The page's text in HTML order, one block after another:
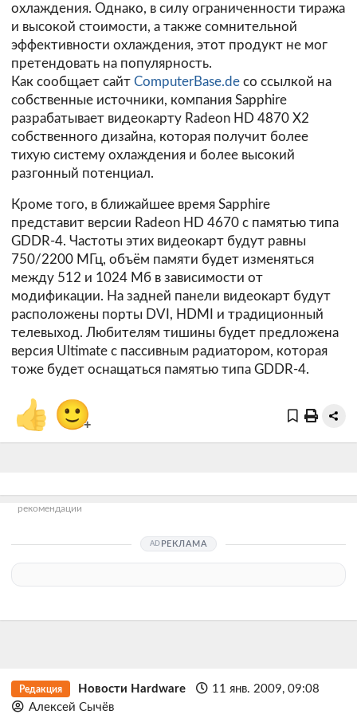
охлаждения. Однако, в силу ограниченности тиража
и высокой стоимости, а также сомнительной
эффективности охлаждения, этот продукт не мог
претендовать на популярность.
Как сообщает сайт ComputerBase.de со ссылкой на
собственные источники, компания Sapphire
разрабатывает видеокарту Radeon HD 4870 X2
собственного дизайна, которая получит более
тихую систему охлаждения и более высокий
разгонный потенциал.
Кроме того, в ближайшее время Sapphire
представит версии Radeon HD 4670 с памятью типа
GDDR-4. Частоты этих видеокарт будут равны
750/2200 МГц, объём памяти будет изменяться
между 512 и 1024 Мб в зависимости от
модификации. На задней панели видеокарт будут
расположены порты DVI, HDMI и традиционный
телевыход. Любителям тишины будет предложена
версия Ultimate с пассивным радиатором, которая
тоже будет оснащаться памятью типа GDDR-4.
👍 🙂+
рекомендации
РЕКЛАМА
Редакция Новости Hardware
11 янв. 2009, 09:08
Алексей Сычёв